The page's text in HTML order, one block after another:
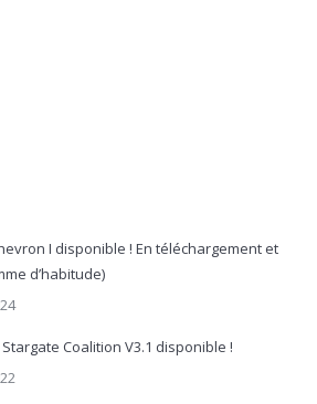
I disponible ! En téléchargement et
d’habitude)
Coalition V3.1 disponible !